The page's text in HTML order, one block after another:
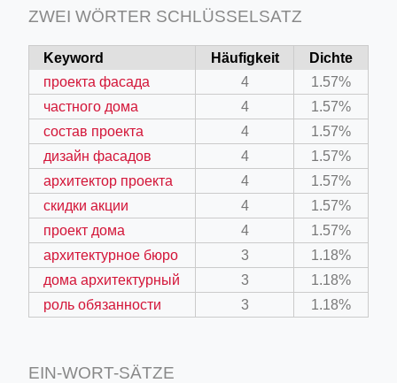
ZWEI WÖRTER SCHLÜSSELSATZ
Keyword Häufigkeit
Dichte
проекта фасада
4
1.57%
частного дома
4
1.57%
состав проекта
4
1.57%
дизайн фасадов
4
1.57%
архитектор проекта
4
1.57%
скидки акции
4
1.57%
проект дома
4
1.57%
архитектурное бюро
3
1.18%
дома архитектурный
3
1.18%
роль обязанности
3 1.18%
EIN-WORT-SÄTZE